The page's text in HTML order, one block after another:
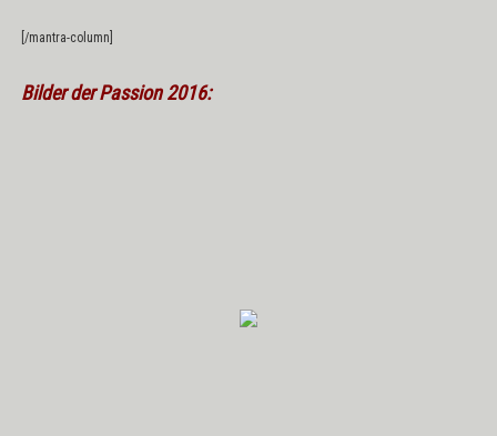
[/mantra-column]
Bilder der Passion 2016: